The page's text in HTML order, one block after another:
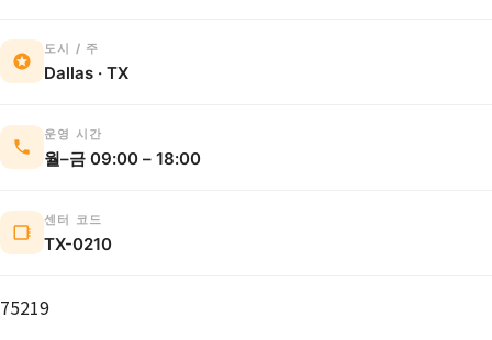
도시 / 주
Dallas · TX
운영 시간
월–금 09:00 – 18:00
센터 코드
TX-0210
75219